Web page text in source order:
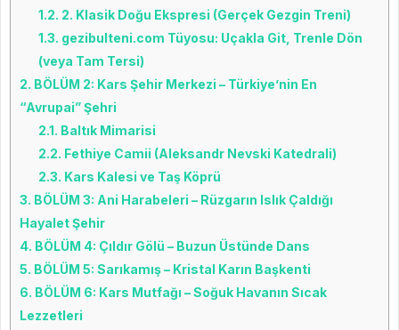
1.2. 2. Klasik Doğu Ekspresi (Gerçek Gezgin Treni)
1.3. gezibulteni.com Tüyosu: Uçakla Git, Trenle Dön
(veya Tam Tersi)
2. BÖLÜM 2: Kars Şehir Merkezi – Türkiye’nin En
“Avrupai” Şehri
2.1. Baltık Mimarisi
2.2. Fethiye Camii (Aleksandr Nevski Katedrali)
2.3. Kars Kalesi ve Taş Köprü
3. BÖLÜM 3: Ani Harabeleri – Rüzgarın Islık Çaldığı
Hayalet Şehir
4. BÖLÜM 4: Çıldır Gölü – Buzun Üstünde Dans
5. BÖLÜM 5: Sarıkamış – Kristal Karın Başkenti
6. BÖLÜM 6: Kars Mutfağı – Soğuk Havanın Sıcak
Lezzetleri